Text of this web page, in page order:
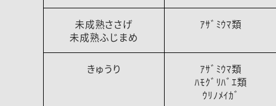
未成熟ささげ
未成熟ふじまめ
ｱｻﾞﾐｳﾏ類
きゅうり
ｱｻﾞﾐｳﾏ類
ﾊﾓｸﾞﾘﾊﾞｴ類
ｳﾘﾉﾒｲｶﾞ